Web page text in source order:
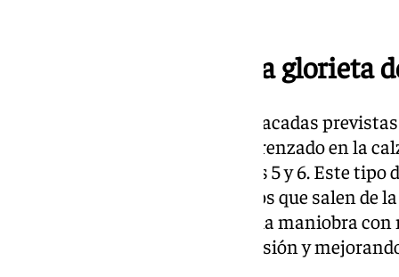
Nuevos ramales y una glorieta
Entre las actuaciones más destacadas
creación de un nuevo carril de trenzado en la
sentido Motril, entre los enlaces 5 y 6. Este
vehículos que se incorporan y los que salen de
espacio adicional para realizar la maniobra
minimizando los riesgos de colisión y